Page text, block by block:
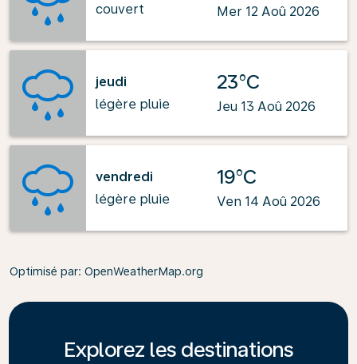
couvert
Mer 12 Aoû 2026
jeudi
légère pluie
23°C
Jeu 13 Aoû 2026
vendredi
légère pluie
19°C
Ven 14 Aoû 2026
Optimisé par: OpenWeatherMap.org
Explorez les destinations